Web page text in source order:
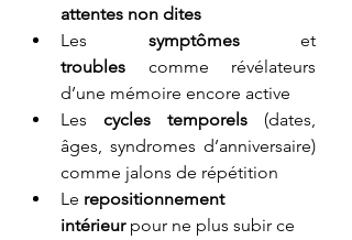
attentes non dites
Les symptômes
troubles comme révélateurs
d’une mémoire encore active
Les cycles temporels (dates,
âges, syndromes d’anniversaire)
comme jalons de répétition
Le repositionnement
intérieur pour ne plus subir ce